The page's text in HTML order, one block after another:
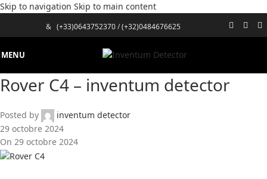
Skip to navigation Skip to main content
& (+33)0643752370/(+32)0484676625
MENU
Rover C4 – inventum detector
Posted by
inventum detector
29 octobre 2024
On 29 octobre 2024